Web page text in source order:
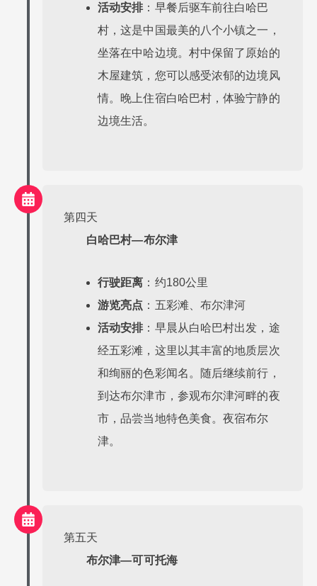
活动安排：早餐后驱车前往白哈巴
村，这是中国最美的八个小镇之一，
坐落在中哈边境。村中保留了原始的
木屋建筑，您可以感受浓郁的边境风
情。晚上住宿白哈巴村，体验宁静的
边境生活。
第四天
白哈巴村—布尔津
行驶距离 ：约180公里
游览亮点 ：五彩滩、布尔津河
活动安排：早晨从白哈巴村出发，途
经五彩滩，这里以其丰富的地质层次
和绚丽的色彩闻名。随后继续前行，
到达布尔津市，参观布尔津河畔的夜
市，品尝当地特色美食。夜宿布尔
津。
第五天
布尔津—可可托海